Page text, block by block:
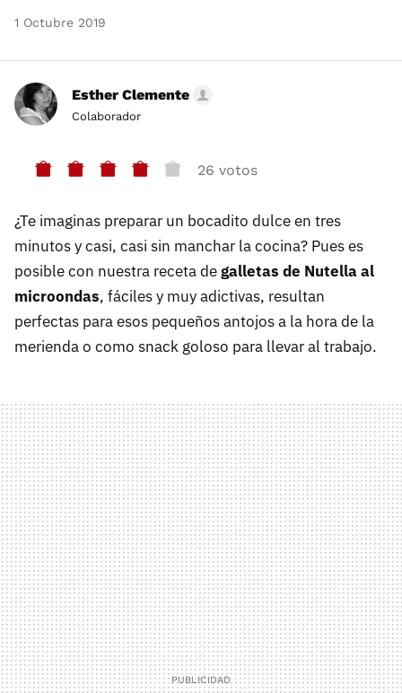
1 Octubre 2019
Esther Clemente
Colaborador
26 votos
¿Te imaginas preparar un bocadito dulce en tres
minutos y casi, casi sin manchar la cocina? Pues es
posible con nuestra receta degalletas de Nutella al
microondas, fáciles y muy adictivas, resultan
perfectas para esos pequeños antojos a la hora de la
merienda o como snack goloso para llevar al trabajo.